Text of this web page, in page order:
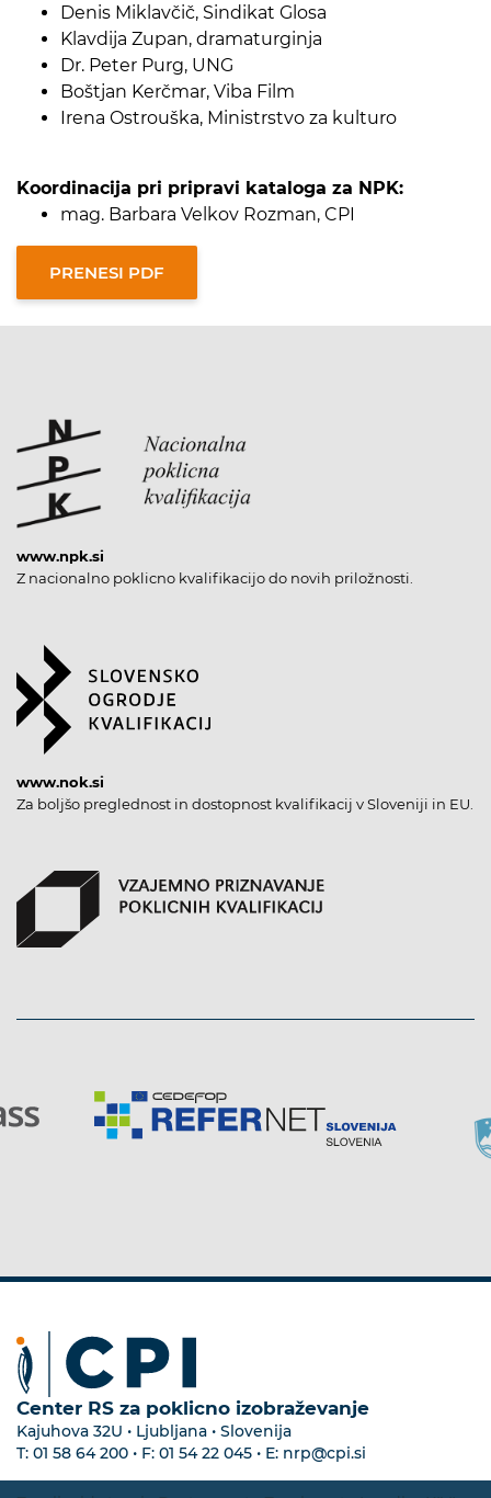
Denis Miklavčič, Sindikat Glosa
Klavdija Zupan, dramaturginja
Dr. Peter Purg, UNG
Boštjan Kerčmar, Viba Film
Irena Ostrouška, Ministrstvo za kulturo
Koordinacija pri pripravi kataloga za NPK:
mag. Barbara Velkov Rozman, CPI
www.npk.si
Z nacionalno poklicno kvalifikacijo do novih priložnosti.
www.nok.si
Za boljšo preglednost in dostopnost kvalifikacij v Sloveniji in EU.
Center RS za poklicno izobraževanje
Kajuhova 32U • Ljubljana • Slovenija
T: 01 58 64 200 • F: 01 54 22 045 • E: nrp@cpi.si